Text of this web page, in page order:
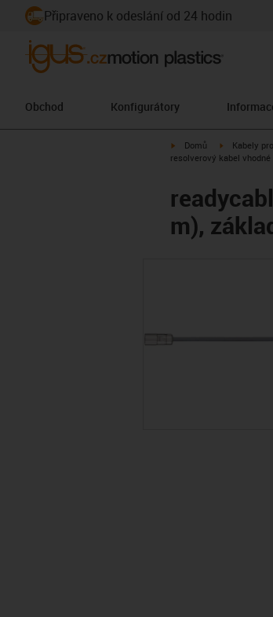
Připraveno k odeslání od 24 hodin
Obchod Konfigurátory
igus-icon-arrow-right
Domů igus-icon-
Kabely
resolverový kabel vhodné
m),